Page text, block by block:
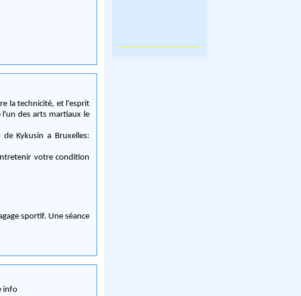
la technicité, et l'esprit
des arts martiaux le
Kykusin a Bruxelles:
votre condition
sportif. Une séance
info